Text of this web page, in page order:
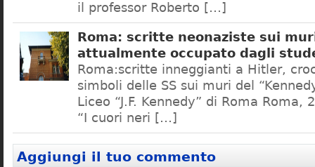
il professor Roberto […]
Roma: scritte neonaziste sui
attualmente occupato dagli
Roma:scritte inneggianti a Hitler,
simboli delle SS sui muri del
Liceo “J.F. Kennedy” di Roma Roma,
“I cuori neri […]
Aggiungi il tuo commento